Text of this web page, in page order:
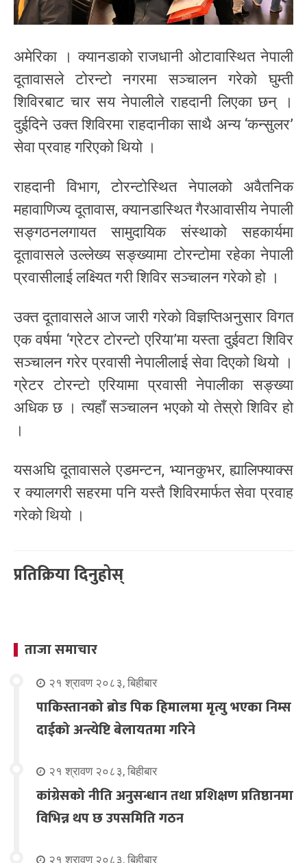
अमेरिका । क्यानडाको राजधानी ओटावास्थित नेपाली
दूतावासले टोरन्टो नगरमा सञ्चालन गरेको घुम्ती
शिविरबाट चार सय नेपालीले राहदानी लिएका छन् ।
दुईदिने उक्त शिविरमा राहदानीका साथै अन्य ‘कन्सुलर’
सेवा प्रवाह गरिएको थियो ।
राहदानी विभाग, टोरन्टोस्थित नेपालको अवैतनिक
महावाणिज्य दूतावास, क्यानडास्थित गैरआवासीय नेपाली
सङ्गठनलगायत सामुदायिक संस्थाको सहकार्यमा
दूतावासले उल्लेख्य सङ्ख्यामा टोरन्टोमा रहेका नेपाली
प्रवासीलाई लक्ष्यित गरी शिविर सञ्चालन गरेको हो ।
उक्त दूतावासले आज जारी गरेको विज्ञप्तिअनुसार विगत
एक वर्षमा ‘ग्रेटर टोरन्टो एरिया’मा यस्ता दुईवटा शिविर
सञ्चालन गरेर प्रवासी नेपालीलाई सेवा दिएको थियो ।
ग्रेटर टोरन्टो एरियामा प्रवासी नेपालीका सङ्ख्या
अधिक छ । त्यहाँ सञ्चालन भएको यो तेस्रो शिविर हो
।
यसअघि दूतावासले एडमन्टन, भ्यानकुभर, ह्यालिफ्याक्स
र क्यालगरी सहरमा पनि यस्तै शिविरमार्फत सेवा प्रवाह
गरेको थियो ।
प्रतिक्रिया दिनुहोस्
ताजा समाचार
२१ श्रावण २०८३, बिहीबार
पाकिस्तानको ब्रोड पिक हिमालमा मृत्यु भएका निम्स
दाईको अन्त्येष्टि बेलायतमा गरिने
२१ श्रावण २०८३, बिहीबार
कांग्रेसको नीति अनुसन्धान तथा प्रशिक्षण प्रतिष्ठानमा
विभिन्न थप छ उपसमिति गठन
२१ श्रावण २०८३, बिहीबार